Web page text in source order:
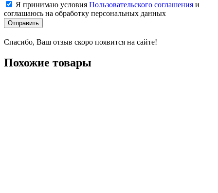
Я принимаю условия Пользовательского соглашения и
соглашаюсь на обработку персональных данных
Отправить
Спасибо, Ваш отзыв скоро появится на сайте!
Похожие товары